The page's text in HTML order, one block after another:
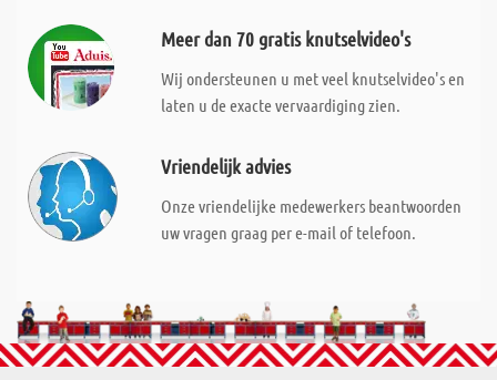
Meer dan 70 gratis knutselvideo's
Wij ondersteunen u met veel knutselvideo's en
laten u de exacte vervaardiging zien.
Vriendelijk advies
Onze vriendelijke medewerkers beantwoorden
uw vragen graag per e-mail of telefoon.